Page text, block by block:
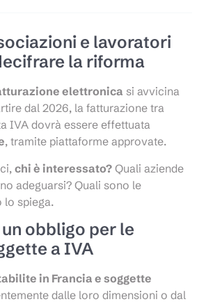
e lavoratori
la riforma
elettronica si avvicina
dal 2026, la fatturazione tra
IVA dovrà essere effettuata
, tramite piattaforme approvate.
chi è interessato? Quali aziende
adeguarsi? Quali sono le
lo spiega.
obbligo per le
a IVA
in Francia e soggette
dalle loro dimensioni o dal